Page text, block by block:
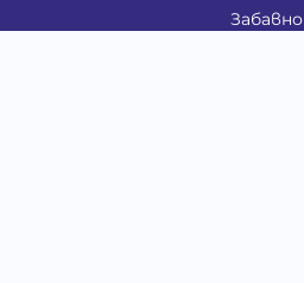
Забавно